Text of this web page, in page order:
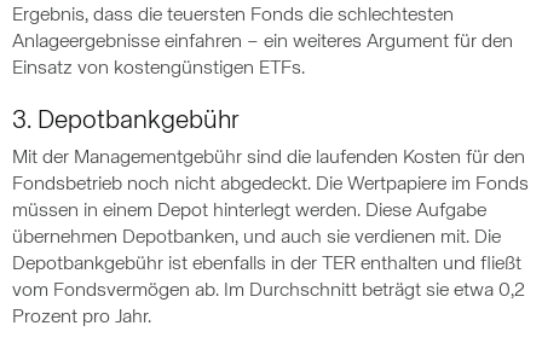
Ergebnis, dass die teuersten Fonds die schlechtesten
Anlageergebnisse einfahren – ein weiteres Argument für den
Einsatz von kostengünstigen ETFs.
3. Depotbankgebühr
Mit der Managementgebühr sind die laufenden Kosten für den
Fondsbetrieb noch nicht abgedeckt. Die Wertpapiere im Fonds
müssen in einem Depot hinterlegt werden. Diese Aufgabe
übernehmen Depotbanken, und auch sie verdienen mit. Die
Depotbankgebühr ist ebenfalls in der TER enthalten und fließt
vom Fondsvermögen ab. Im Durchschnitt beträgt sie etwa 0,2
Prozent pro Jahr.